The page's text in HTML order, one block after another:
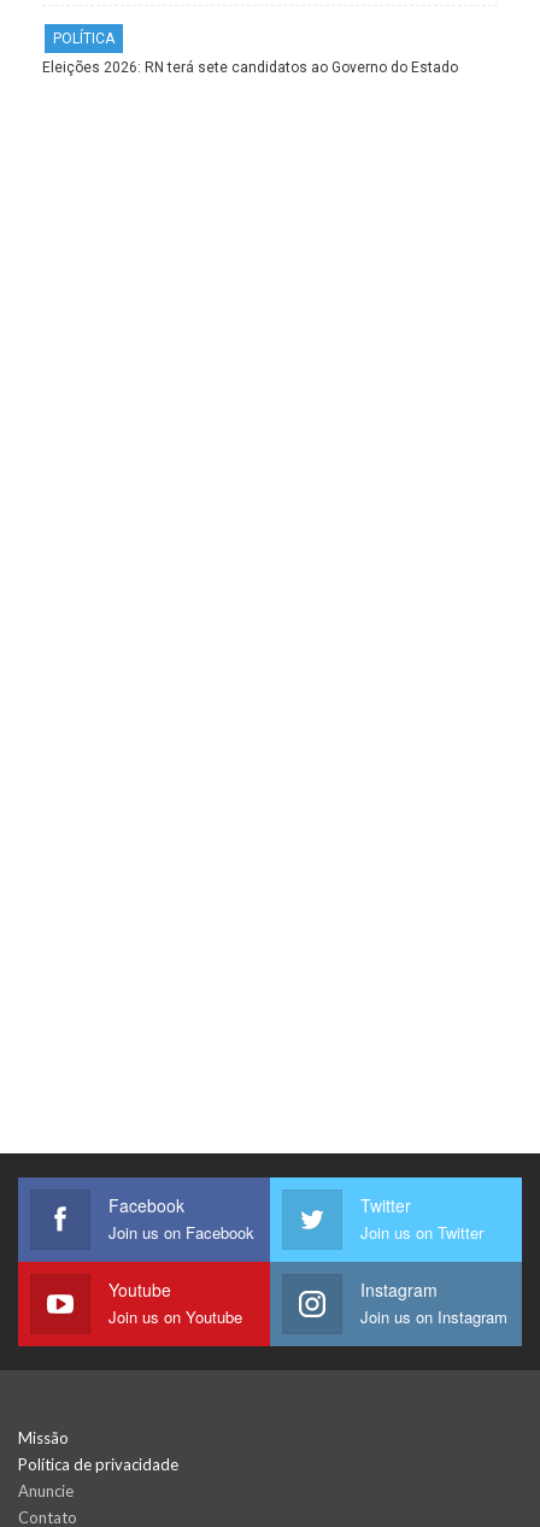
POLÍTICA
Eleições 2026: RN terá sete candidatos ao Governo do Estado
Facebook
Join us on Facebook
Twitter
Join us on Twitter
Youtube
Join us on Youtube
Instagram
Join us on Instagram
Missão
Política de privacidade
Anuncie
Contato